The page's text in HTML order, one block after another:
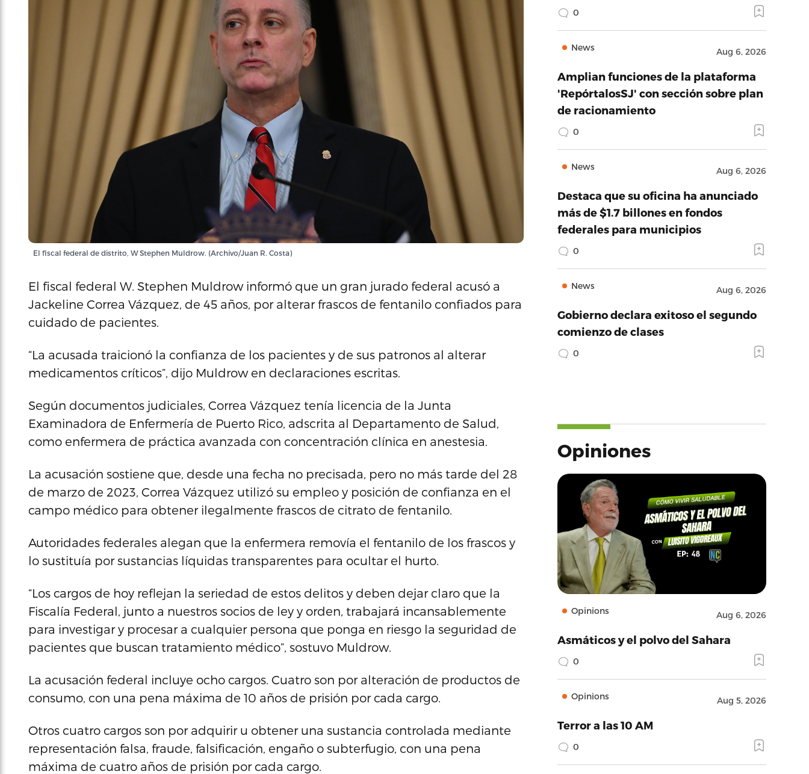
El fiscal federal de distrito, W Stephen Muldrow. (Archivo/Juan R. Costa)
El fiscal federal W. Stephen Muldrow informó que un gran jurado federal acusó a
Jackeline Correa Vázquez, de 45 años, por alterar frascos de fentanilo confiados para
cuidado de pacientes.
“La acusada traicionó la confianza de los pacientes y de sus patronos al alterar
medicamentos críticos”, dijo Muldrow en declaraciones escritas.
Según documentos judiciales, Correa Vázquez tenía licencia de la Junta
Examinadora de Enfermería de Puerto Rico, adscrita al Departamento de Salud,
como enfermera de práctica avanzada con concentración clínica en anestesia.
La acusación sostiene que, desde una fecha no precisada, pero no más tarde del 28
de marzo de 2023, Correa Vázquez utilizó su empleo y posición de confianza en el
campo médico para obtener ilegalmente frascos de citrato de fentanilo.
Autoridades federales alegan que la enfermera removía el fentanilo de los frascos y
lo sustituía por sustancias líquidas transparentes para ocultar el hurto.
“Los cargos de hoy reflejan la seriedad de estos delitos y deben dejar claro que la
Fiscalía Federal, junto a nuestros socios de ley y orden, trabajará incansablemente
para investigar y procesar a cualquier persona que ponga en riesgo la seguridad de
pacientes que buscan tratamiento médico”, sostuvo Muldrow.
La acusación federal incluye ocho cargos. Cuatro son por alteración de productos de
consumo, con una pena máxima de 10 años de prisión por cada cargo.
Otros cuatro cargos son por adquirir u obtener una sustancia controlada mediante
representación falsa, fraude, falsificación, engaño o subterfugio, con una pena
máxima de cuatro años de prisión por cada cargo.
0
News Aug 6, 2026
Amplian funciones de la plataforma
'RepórtalosSJ' con sección sobre plan
de racionamiento
0
News Aug 6, 2026
Destaca que su oficina ha anunciado
más de $1.7 billones en fondos
federales para municipios
0
News Aug 6, 2026
Gobierno declara exitoso el segundo
comienzo de clases
0
Opiniones
Opinions Aug 6, 2026
Asmáticos y el polvo del Sahara
0
Opinions Aug 5, 2026
Terror a las 10 AM
0